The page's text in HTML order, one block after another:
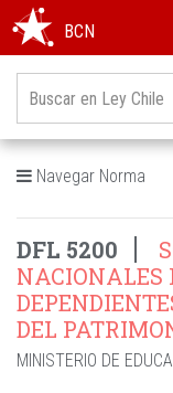
BCN
Navegar Norma
DFL 5200
NACIONALES
DEL
MINISTERIO DE